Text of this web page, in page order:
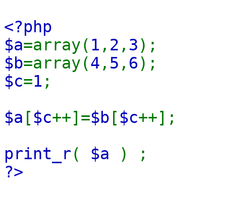
<?php
$a=array( 1 , 2 , 3);
$b=array(4 , 5 , 6);
$c=1 ;
$a [ $c++]=$b [ $c++];
print_r( $a
) ;
?>